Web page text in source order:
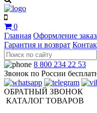
0
Главная Оформление
Гарантия и возврат
8 800 234 22 53
Звонок по России
ОБРАТНЫЙ ЗВОНОК
КАТАЛОГ ТОВАРОВ